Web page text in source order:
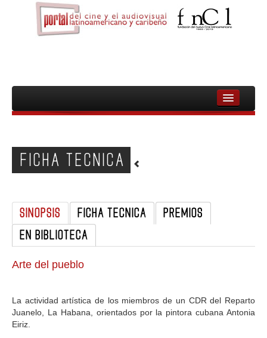
INICIO
PELICULAS
DOCUMENTALES
MUJERES
AUDIOVISUAL INDIGENA Y COMUNITARIO
FICHA TECNICA
SINOPSIS FICHA TECNICA
PREMIOS
EN BIBLIOTECA
Arte del pueblo
La actividad artística de los miembros de un CDR del Reparto
Juanelo, La Habana, orientados por la pintora cubana Antonia
Eiriz.